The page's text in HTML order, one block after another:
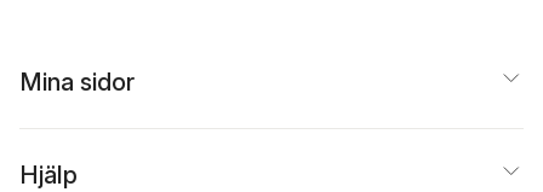
Mina sidor
Hjälp